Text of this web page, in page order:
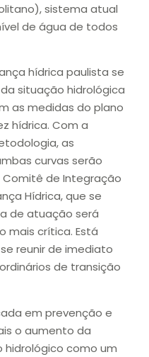
sistema atual
de água de todos
hídrica paulista se
situação hidrológica
as medidas do plano
hídrica. Com a
as
curvas serão
de Integração
Hídrica, que se
de atuação será
mais crítica. Está
reunir de imediato
de transição
em prevenção e
o aumento da
hidrológico como um